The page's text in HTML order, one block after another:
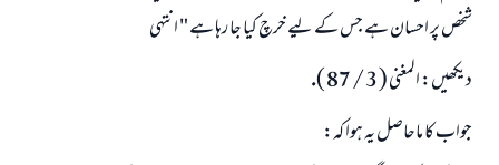
شخص پر احسان ہے جس كے ليے خرچ كيا جا رہا ہے " انتہى
ديكھيں: المغنى ( 3 / 87 ).
جواب كا ماحاصل يہ ہوا كہ: